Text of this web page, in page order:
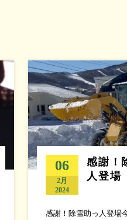
06
2月
2024
感謝！
人登場
感謝！除雪助っ人登場